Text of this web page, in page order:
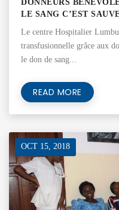
DONNEURS
LE SANG C’EST
Le centre Hospitalier
transfusionnelle grâce aux
le don de sang...
READ MORE
OCT 15, 2018